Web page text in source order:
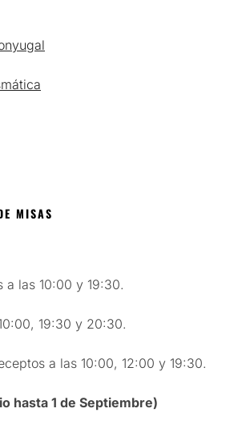
MISAS
a las 10:00 y 19:30.
19:30 y 20:30.
a las 10:00, 12:00 y 19:30.
hasta 1 de Septiembre)